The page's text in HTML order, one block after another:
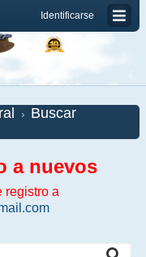
Identificarse
Buscar
a nuevos
registro a